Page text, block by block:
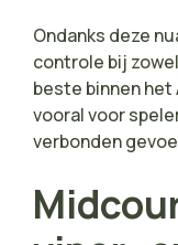
Ondanks deze
controle bij
beste binnen
vooral voor
verbonden